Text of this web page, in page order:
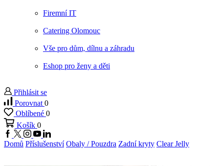
Firemní IT
Catering Olomouc
Vše pro dům, dílnu a záhradu
Eshop pro ženy a děti
Přihlásit se
Porovnat 0
Oblíbené 0
Košík 0
Facebook
Twitter
Instagram
YoutubeLinkedin
Domů Příslušenství Obaly / Pouzdra Zadní kryty Clear Jelly